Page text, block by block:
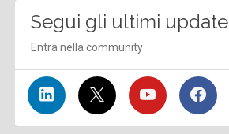
Segui gli ultimi update
Entra nella community